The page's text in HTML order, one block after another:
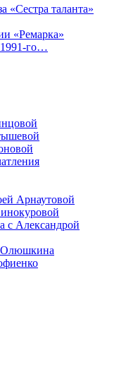
«Сестра таланта»
«Ремарка»
го…
Арнаутовой
с Александрой
Олюшкина